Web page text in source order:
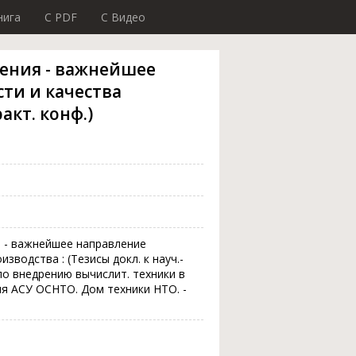
C PDF C Видео
- важнейшее
и качества
конф.)
важнейшее направление
: (Тезисы докл. к науч.-
внедрению вычислит. техники в
АСУ ОСНТО. Дом техники НТО. -